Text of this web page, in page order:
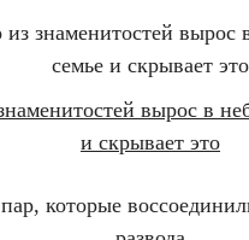
вырос в
и скрывает это